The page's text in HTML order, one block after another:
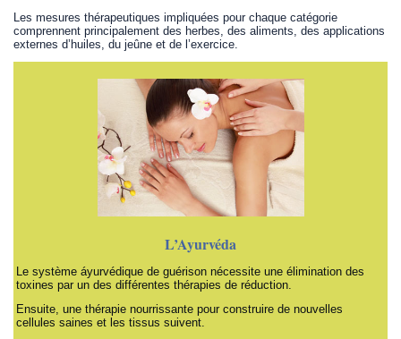
Les mesures thérapeutiques impliquées pour chaque catégorie
comprennent principalement des herbes, des aliments, des applications
externes d’huiles, du jeûne et de l’exercice.
L’Ayurvéda
Le système áyurvédique de guérison nécessite une élimination des
toxines par un des différentes thérapies de réduction.
Ensuite, une thérapie nourrissante pour construire de nouvelles
cellules saines et les tissus suivent.